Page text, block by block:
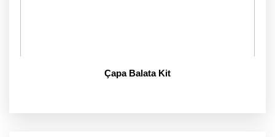
Çapa Balata Kit